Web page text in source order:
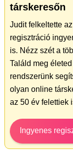
társkeresőn
Judit felkeltette
regisztráció
is. Nézz szét a
Találd meg
rendszerünk
olyan online
az 50 év felettiek
Ingyenes